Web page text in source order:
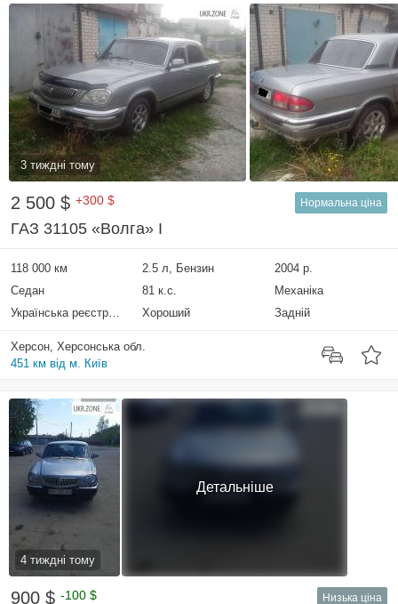
3 тиждні тому
2 500 $ +300 $ Нормальна ціна
ГАЗ 31105 «Волга» I
118 000 км 2.5 л, Бензин
2004 р.
Седан
81 к.с.
Механіка
Українська реєстрація
Хороший Задній
Херсон, Херсонська обл.
451 км від м. Київ
4 тиждні тому
Детальніше
900 $ -100 $ Низька ціна